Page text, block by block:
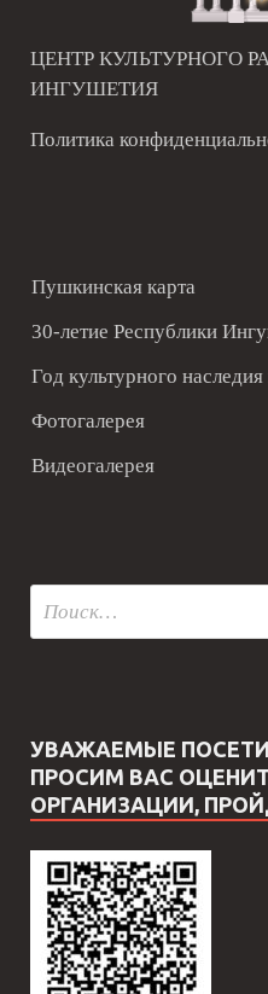
ЦЕНТР КУЛЬТУРНОГО
ИНГУШЕТИЯ
Политика
Пушкинская карта
30-летие Республики
Год культурного
Фотогалерея
Видеогалерея
УВАЖАЕМЫЕ
ПРОСИМ ВАС
ОРГАНИЗАЦИИ,